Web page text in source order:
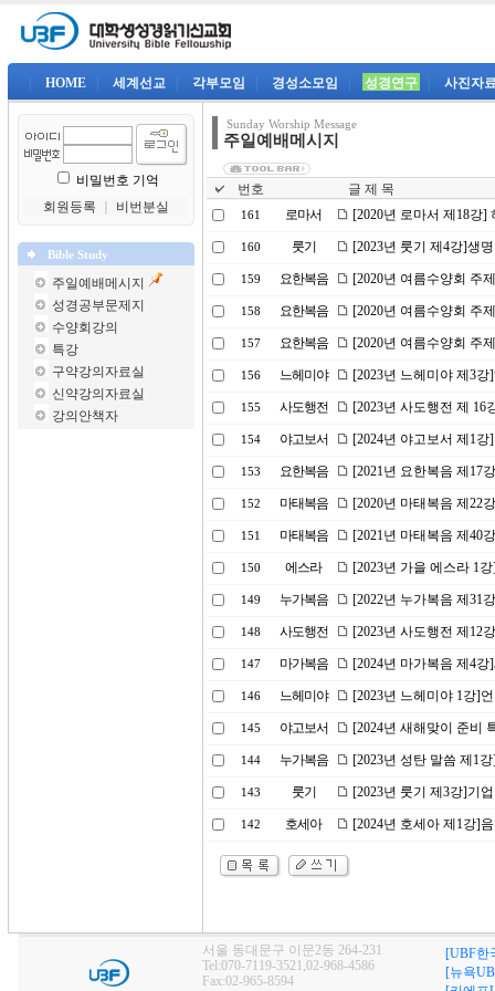
HOME 세계선교 각부모임 경성소모임 성경연구 사진자
비밀번호 기억
회원등록
비번분실
Bible Study
주일예배메시지
성경공부문제지
수양회강의
특강
구약강의자료실
신약강의자료실
강의안책자
Sunday Worship Message
주일예배메시지
번호 글 제 목
161 로마서 [2020년 로마서 제18강]
160 룻기 [2023년 룻기 제4강]생
159 요한복음 [2020년 여름수양회 주
158 요한복음 [2020년 여름수양회 주
157 요한복음 [2020년 여름수양회 주
156 느헤미야 [2023년 느헤미야 제3
155 사도행전 [2023년 사도행전 제 16
154 야고보서 [2024년 야고보서 제1
153 요한복음 [2021년 요한복음 제17
152 마태복음 [2020년 마태복음 제22
151 마태복음 [2021년 마태복음 제40
150 에스라 [2023년 가을 에스라 1
149 누가복음 [2022년 누가복음 제31
148 사도행전 [2023년 사도행전 제12
147 마가복음 [2024년 마가복음 제4
146 느헤미야 [2023년 느헤미야 1강]
145 야고보서 [2024년 새해맞이 준비
144 누가복음 [2023년 성탄 말씀 제1
143 룻기 [2023년 룻기 제3강]기
142 호세아 [2024년 호세아 제1강]
서울 동대문구 이문2동 264-231
Tel:070-7119-3521,02-968-4586
Fax:02-965-8594
[UBF한
[뉴욕